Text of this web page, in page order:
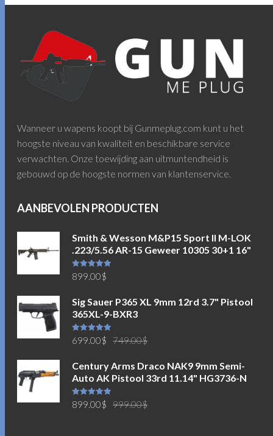
Wanneer u wapens koopt bij Gunmeplug.com kunt u het
hoogste niveau van kwaliteit en beschikbare service
verwachten. Onze toewijding aan uitmuntendheid is
gebouwd op de hoogste normen van klantenservice.
AANBEVOLEN PRODUCTEN
Smith & Wesson M&P15 Sport II M-LOK
.223/5.56 AR-15 Geweer 10305 30+1 16"
Waardering
5.00uit 5
899.00$
Sig Sauer P365 XL 9mm 12rd 3.7" Pistool
365XL-9-BXR3
Waardering
5.00uit 5 749.00$
was:
749.00$.
699.00$
is:
699.00$.
Century Arms Draco NAK9 9mm Semi-
Auto AK Pistool 33rd 11.14" HG3736-N
Waardering
5.00uit 5 999.00$
899.00$